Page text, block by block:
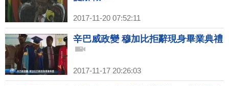
2017-11-20 07:52:11
辛巴威政變 穆加比拒辭現身畢業典禮
2017-11-17 20:26:03